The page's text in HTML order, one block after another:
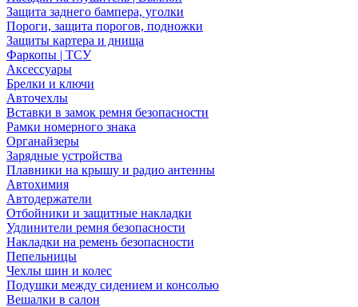
Защита заднего бампера, уголки
Пороги, защита порогов, подножки
Защиты картера и днища
Фаркопы | ТСУ
Аксессуары
Брелки и ключи
Авточехлы
Вставки в замок ремня безопасности
Рамки номерного знака
Органайзеры
Зарядные устройства
Плавники на крышу и радио антенны
Автохимия
Автодержатели
Отбойники и защитные накладки
Удлинители ремня безопасности
Накладки на ремень безопасности
Пепельницы
Чехлы шин и колес
Подушки между сидением и консолью
Вешалки в салон